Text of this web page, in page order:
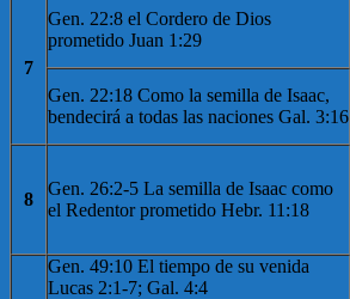
7
Gen. 22:8 el Cordero de Dios
prometido Juan 1:29
Gen. 22:18 Como la semilla de Isaac,
bendecirá a todas las naciones Gal. 3:16
8
Gen. 26:2-5 La semilla de Isaac como
el Redentor prometido Hebr. 11:18
Gen. 49:10 El tiempo de su venida
Lucas 2:1-7; Gal. 4:4